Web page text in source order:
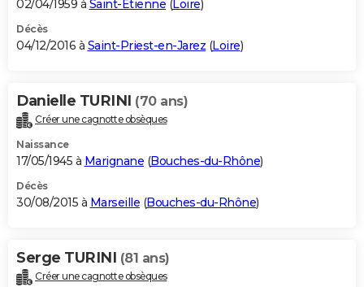
02/04/1959 à Saint-Étienne (Loire)
Décès
04/12/2016 à Saint-Priest-en-Jarez (Loire)
Danielle TURINI (70 ans)
Créer une cagnotte obsèques
Naissance
17/05/1945 à Marignane (Bouches-du-Rhône)
Décès
30/08/2015 à Marseille (Bouches-du-Rhône)
Serge TURINI (81 ans)
Créer une cagnotte obsèques